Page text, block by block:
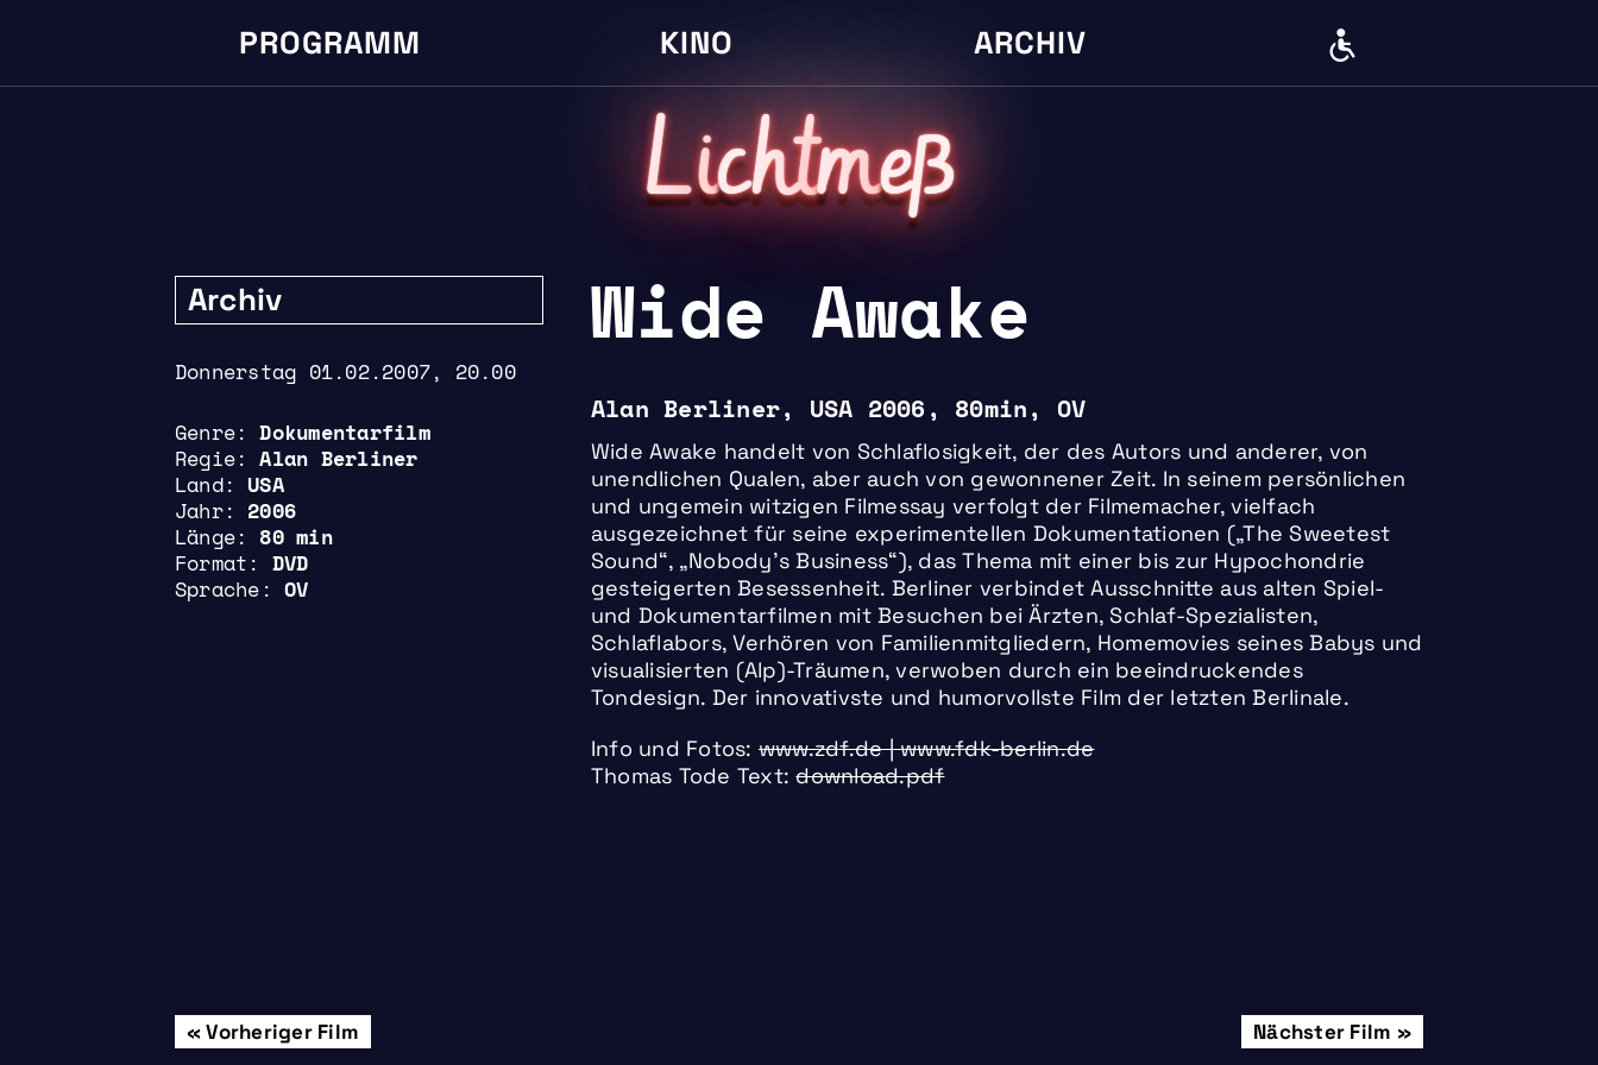
PROGRAMM KINO ARCHIV
Lichtmeß
Archiv
Donnerstag 01.02.2007, 20.00
Genre
Dokumentarfilm
Regie
Alan Berliner
Land
USA
Jahr
2006
Länge
80 min
Format
DVD
Sprache
OV
Wide Awake
Alan Berliner, USA 2006, 80min, OV
Wide Awake handelt von Schlaflosigkeit, der des Autors und anderer, von
unendlichen Qualen, aber auch von gewonnener Zeit. In seinem persönlichen
und ungemein witzigen Filmessay verfolgt der Filmemacher, vielfach
ausgezeichnet für seine experimentellen Dokumentationen („The Sweetest
Sound“, „Nobody’s Business“), das Thema mit einer bis zur Hypochondrie
gesteigerten Besessenheit. Berliner verbindet Ausschnitte aus alten Spiel-
und Dokumentarfilmen mit Besuchen bei Ärzten, Schlaf-Spezialisten,
Schlaflabors, Verhören von Familienmitgliedern, Homemovies seines Babys und
visualisierten (Alp)-Träumen, verwoben durch ein beeindruckendes
Tondesign. Der innovativste und humorvollste Film der letzten Berlinale.
Info und Fotos: www.zdf.de | www.fdk-berlin.de
Thomas Tode Text:download.pdf
Beitrags-
Vorheriger Film Donnerstag, 08.02.
Nächster Film